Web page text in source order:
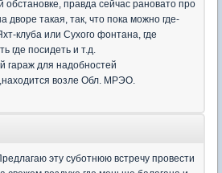
правда сейчас рановато про
дворе такая, так, что пока можно где-
клуба или Сухого фонтана, где
где посидеть и т.д.
гараж для надобностей
возле Обл. МРЭО.
эту суботнюю встречу провести